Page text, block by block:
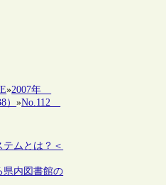
»2007年
）»No.112
ムとは？＜
県内図書館の